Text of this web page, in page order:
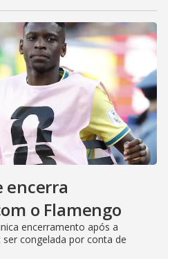
encerra
o Flamengo
encerramento após a
congelada por conta de